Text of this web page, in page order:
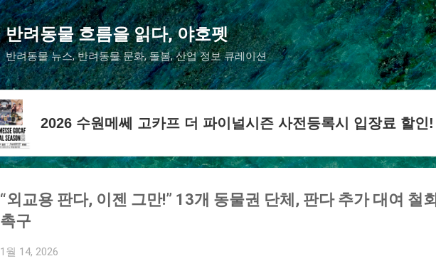
기본 콘텐츠로 건너뛰기
반려동물 흐름을 읽다, 야호펫
반려동물 뉴스, 반려동물 문화, 돌봄, 산업 정보 큐레이션
2026 수원메쎄 고카프 더 파이널시즌 사전등록시 입장료 할인!
“외교용 판다, 이젠 그만!” 13개 동물권 단체, 판다 추가 대여 철회
촉구
1월 14, 2026